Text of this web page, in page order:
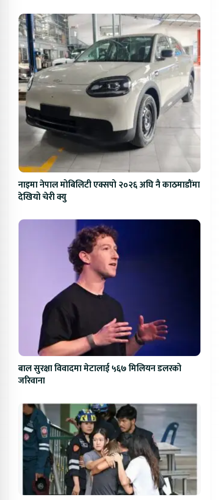
नाइमा नेपाल मोबिलिटी एक्सपो २०२६ अघि नै काठमाडौंमा
देखियो चेरी क्यु
बाल सुरक्षा विवादमा मेटालाई ५६७ मिलियन डलरको
जरिवाना